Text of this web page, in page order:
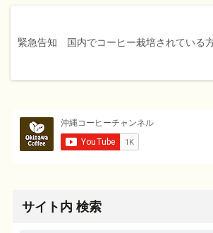
緊急告知 国内でコーヒー栽培されている
サイト内 検索